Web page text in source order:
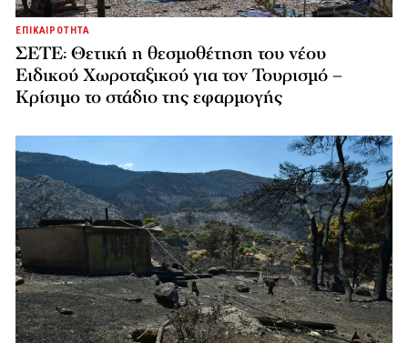
ΕΠΙΚΑΙΡΟΤΗΤΑ
ΣΕΤΕ: Θετική η θεσμοθέτηση του νέου
Ειδικού Χωροταξικού για τον Τουρισμό –
Κρίσιμο το στάδιο της εφαρμογής